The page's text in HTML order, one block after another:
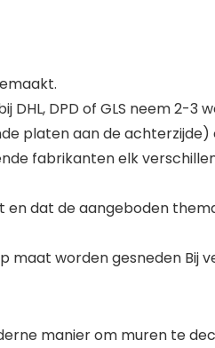
DPD of GLS neem 2-3
platen aan de
fabrikanten elk
dat de aangeboden
maat worden gesneden
manier om muren te